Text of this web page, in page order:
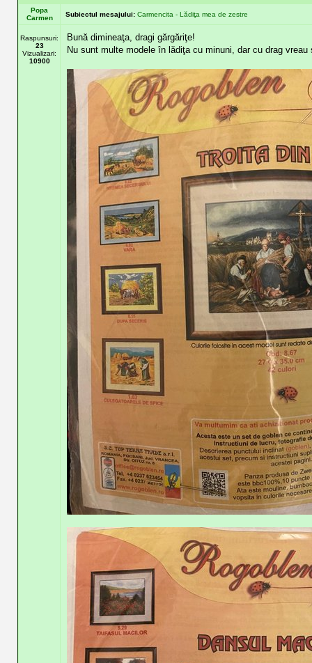
Popa
Carmen
Subiectul mesajului: Carmencita - Lădiţa mea de zestre
Raspunsuri:
23
Vizualizari:
10900
Bună dimineaţa, dragi gărgăriţe!
Nu sunt multe modele în lădiţa cu minuni, dar cu drag vreau